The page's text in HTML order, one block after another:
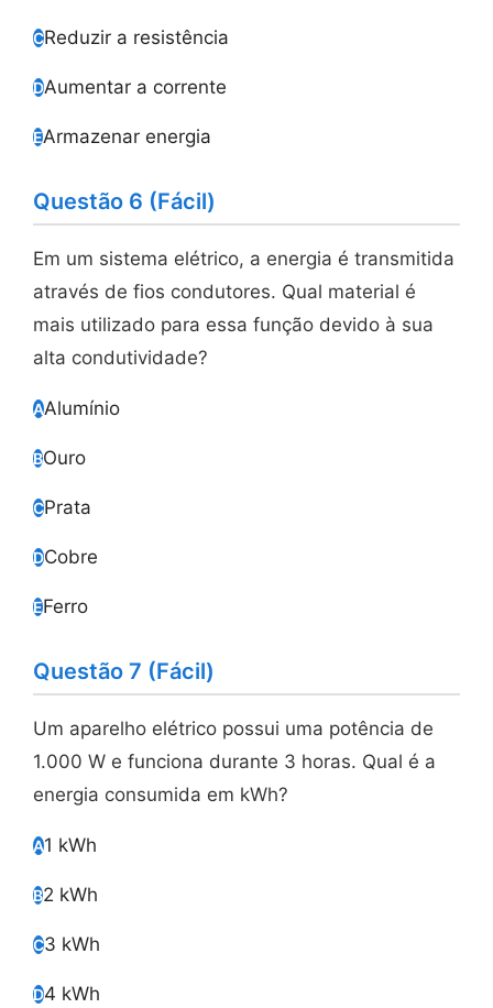
CReduzir a resistência
DAumentar a corrente
EArmazenar energia
Questão 6 (Fácil)
Em um sistema elétrico, a energia é transmitida
através de fios condutores. Qual material é
mais utilizado para essa função devido à sua
alta condutividade?
AAlumínio
BOuro
CPrata
DCobre
EFerro
Questão 7 (Fácil)
Um aparelho elétrico possui uma potência de
1.000 W e funciona durante 3 horas. Qual é a
energia consumida em kWh?
A1 kWh
B2 kWh
C3 kWh
D4 kWh